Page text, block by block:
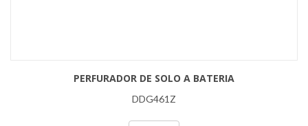
PERFURADOR DE SOLO A BATERIA
DDG461Z